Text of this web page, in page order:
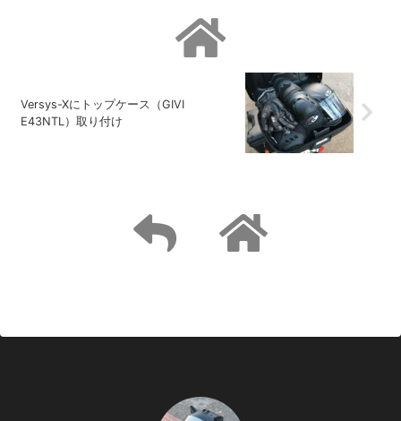
Versys-Xにトップケース（GIVI
E43NTL）取り付け